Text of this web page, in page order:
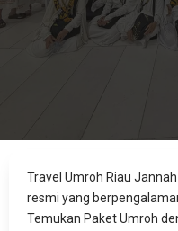
Travel Umroh Riau
resmi yang
Temukan Paket Umroh